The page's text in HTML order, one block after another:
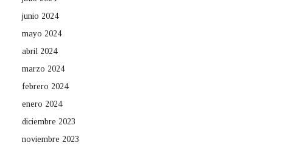
junio 2024
mayo 2024
abril 2024
marzo 2024
febrero 2024
enero 2024
diciembre 2023
noviembre 2023